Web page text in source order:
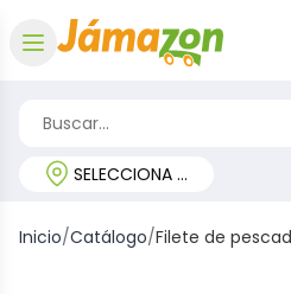
SELECCIONA TU REGIÓN
Inicio/Catálogo/Filete de